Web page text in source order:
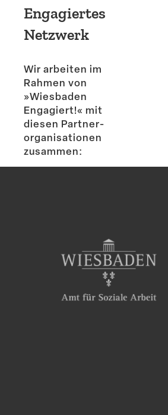
Engagiertes
Netzwerk
Wir arbeiten im
Rahmen von
»Wiesbaden
Engagiert!« mit
diesen Partner­
or­ga­ni­sa­tionen
zusammen: